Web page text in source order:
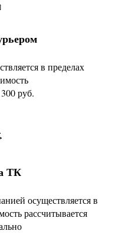
в пределах
руб.
ТК
осуществляется в
рассчитывается